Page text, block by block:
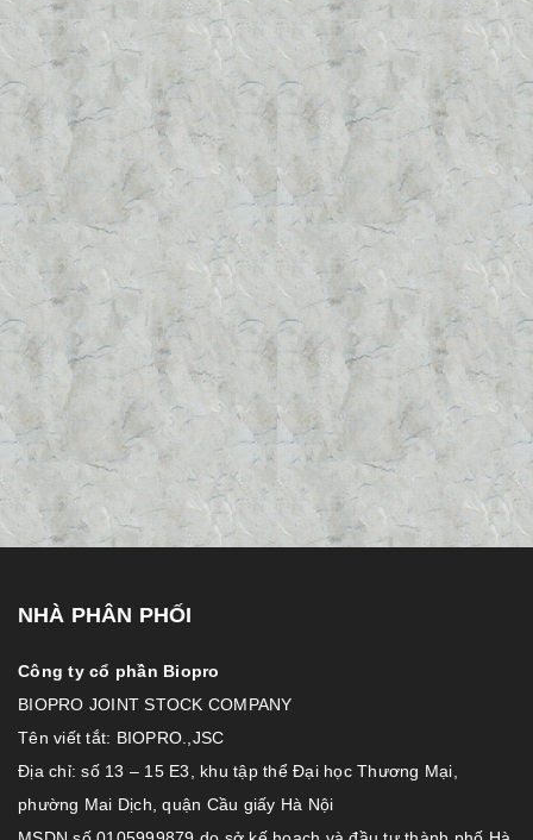
NHÀ PHÂN PHỐI
Công ty cổ phần Biopro
BIOPRO JOINT STOCK COMPANY
Tên viết tắt: BIOPRO.,JSC
Địa chỉ: số 13 – 15 E3, khu tập thể Đại học Thương Mại,
phường Mai Dịch, quận Cầu giấy Hà Nội